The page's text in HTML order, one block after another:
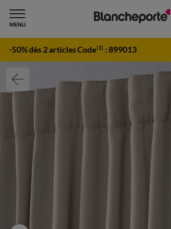
-50% dès 2 articles Code(1) :899013